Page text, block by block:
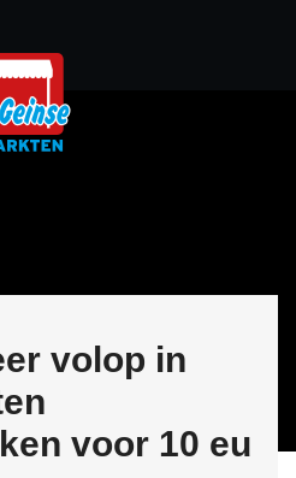
volop in
voor 10 eu